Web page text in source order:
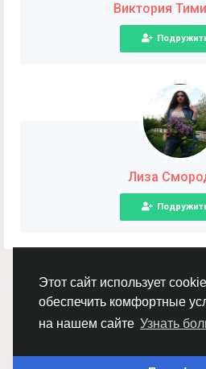
Этот сайт использует
обеспечить комфортные
на нашем сайте Узнать
Виктория
Лиза
© 2026 Chimba!
Русский
Правила размещения и покупки
Правила размещения